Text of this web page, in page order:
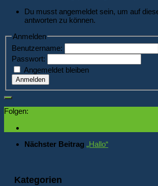
Du musst angemeldet sein, um auf
antworten zu können.
Anmelden
Benutzername:
Passwort:
Angemeldet bleiben
Anmelden
Folgen:
Nächster Beitrag „Hallo“
Kategorien